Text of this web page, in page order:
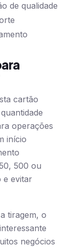
de qualidade
cartão
operações
início
500 ou
e evitar
tiragem, o
negócios